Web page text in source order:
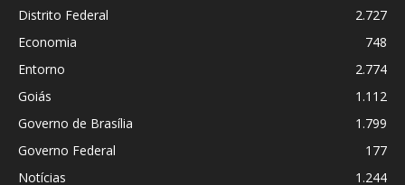
Distrito Federal
2.727
Economia
748
Entorno
2.774
Goiás
1.112
Governo de Brasília
1.799
Governo Federal
177
Notícias
1.244